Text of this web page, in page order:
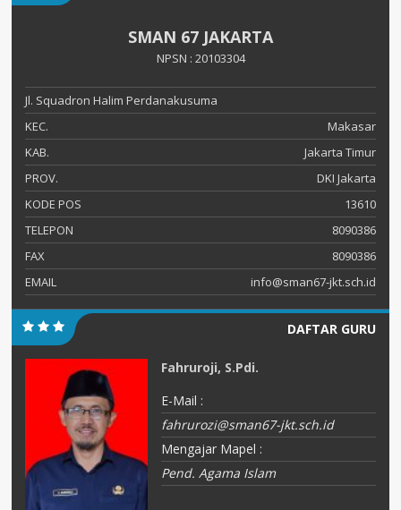
SMAN 67 JAKARTA
NPSN : 20103304
Jl. Squadron Halim Perdanakusuma
KEC.
Makasar
KAB.
Jakarta Timur
PROV.
DKI Jakarta
KODE POS
13610
TELEPON
8090386
FAX
8090386
EMAIL
info@sman67-jkt.sch.id
DAFTAR GURU
Fahruroji, S.Pdi.
E-Mail :
fahrurozi@sman67-jkt.sch.id
Mengajar Mapel :
Pend. Agama Islam